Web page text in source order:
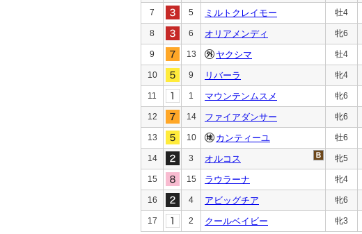
7 5 ミルトクレイモー 牡4
8 6 オリアメンディ 牝6
9 13 ヤクシマ 牡4
10 9 リバーラ 牝4
11 1 マウンテンムスメ 牝6
12 14 ファイアダンサー 牝6
13 10 カンティーユ 牡6
14 3 オルコス 牝5
15 15 ラウラーナ 牝4
16 4 アビッグチア 牝6
17 2 クールベイビー 牝3